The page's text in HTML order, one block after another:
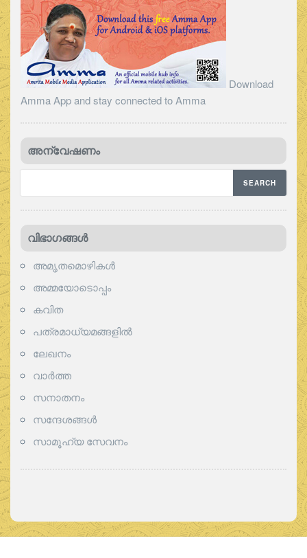
Download
Amma App and stay connected to Amma
അന്വേഷണം
വിഭാഗങ്ങള്‍
അമൃതമൊഴികള്‍
അമ്മയോടൊപ്പം
കവിത
പത്രമാധ്യമങ്ങളില്‍
ലേഖനം
വാര്‍ത്ത
സനാതനം
സന്ദേശങ്ങൾ
സാമൂഹ്യ സേവനം